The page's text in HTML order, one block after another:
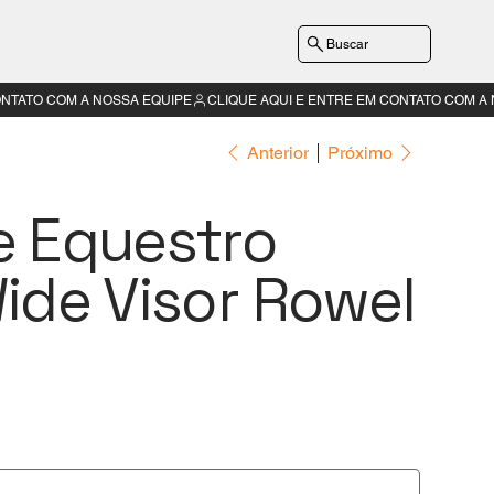
Buscar
Anterior Próximo
Equestro
Visor Rowel